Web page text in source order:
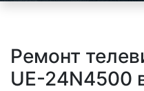
Ремонт
UE-24N4500